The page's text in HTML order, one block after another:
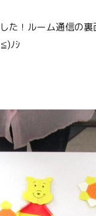
た！ルーム通信の
ﾉｼ